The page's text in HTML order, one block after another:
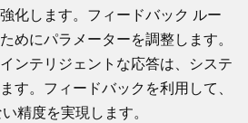
化します。フィードバック ルー
めにパラメーターを調整します。
ンテリジェントな応答は、システ
す。フィードバックを利用して、
精度を実現します。